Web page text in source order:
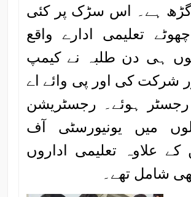
ہے۔ اس سڑک پر کئی
تعلیمی ادارے واقع
ہی دن طلبہ نے کیمپ
شرکت کی اور پی وائے اے
ہوئے۔ رجسٹریشن
میں یونیورسٹی آف
کے علاوہ تعلیمی اداروں
شامل تھے۔